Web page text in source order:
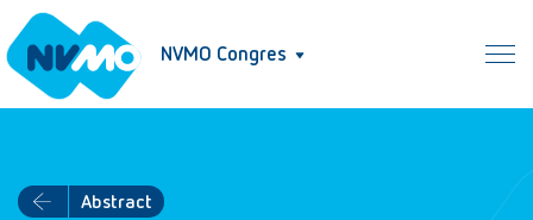
NVMO Congres
Abstract